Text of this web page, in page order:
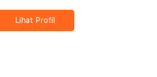
Lihat Profil